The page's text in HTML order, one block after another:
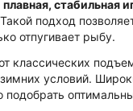
плавная, стабильная
подход
отпугивает рыбу.
классических
условий.